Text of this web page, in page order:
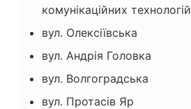
комунікаційних технологій
вул. Олексіївська
вул. Андрія Головка
вул. Волгоградська
вул. Протасів Яр